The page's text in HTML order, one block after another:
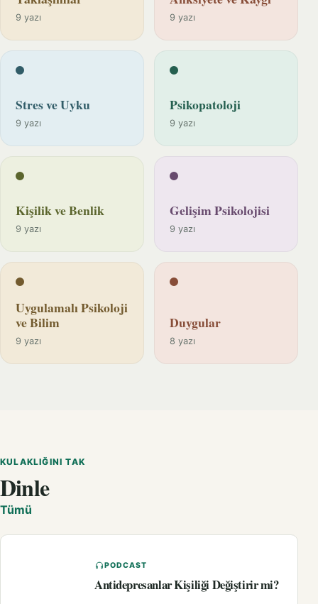
9 yazı 9 yazı
Stres ve Uyku
9 yazı
Psikopatoloji
9 yazı
Kişilik ve Benlik
9 yazı
Gelişim Psikolojisi
9 yazı
Uygulamalı Psikoloji
ve Bilim
9 yazı
Duygular
8 yazı
KULAKLIĞINI TAK
Dinle
Tümü
PODCAST
Antidepresanlar Kişiliği Değiştirir mi?